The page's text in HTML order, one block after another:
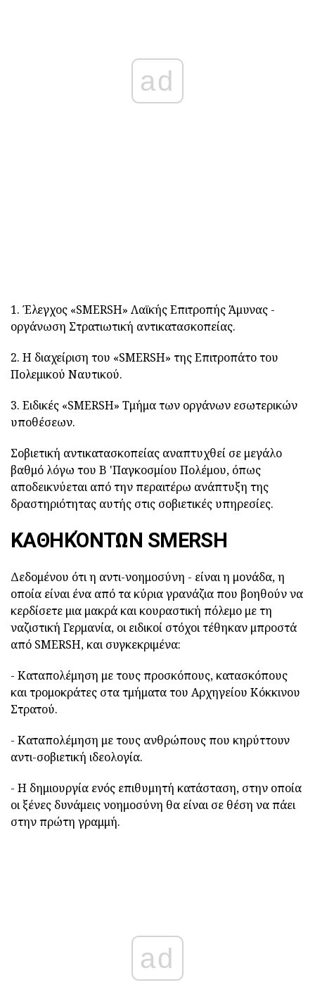
ad
1. Έλεγχος «SMERSH» Λαϊκής Επιτροπής Άμυνας -
οργάνωση Στρατιωτική αντικατασκοπείας.
2. Η διαχείριση του «SMERSH» της Επιτροπάτο του
Πολεμικού Ναυτικού.
3. Ειδικές «SMERSH» Τμήμα των οργάνων εσωτερικών
υποθέσεων.
Σοβιετική αντικατασκοπείας αναπτυχθεί σε μεγάλο
βαθμό λόγω του Β 'Παγκοσμίου Πολέμου, όπως
αποδεικνύεται από την περαιτέρω ανάπτυξη της
δραστηριότητας αυτής στις σοβιετικές υπηρεσίες.
ΚΑΘΗΚΌΝΤΩΝ SMERSH
Δεδομένου ότι η αντι-νοημοσύνη - είναι η μονάδα, η
οποία είναι ένα από τα κύρια γρανάζια που βοηθούν να
κερδίσετε μια μακρά και κουραστική πόλεμο με τη
ναζιστική Γερμανία, οι ειδικοί στόχοι τέθηκαν μπροστά
από SMERSH, και συγκεκριμένα:
- Καταπολέμηση με τους προσκόπους, κατασκόπους
και τρομοκράτες στα τμήματα του Αρχηγείου Κόκκινου
Στρατού.
- Καταπολέμηση με τους ανθρώπους που κηρύττουν
αντι-σοβιετική ιδεολογία.
- Η δημιουργία ενός επιθυμητή κατάσταση, στην οποία
οι ξένες δυνάμεις νοημοσύνη θα είναι σε θέση να πάει
στην πρώτη γραμμή.
ad